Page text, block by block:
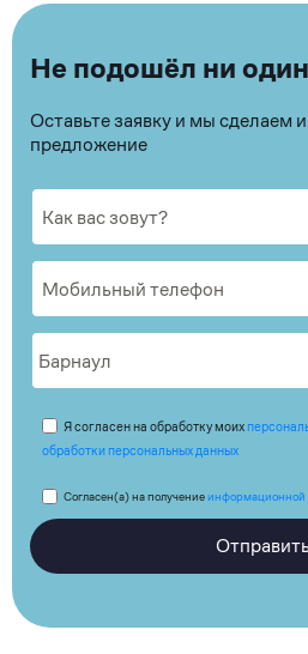
Не подошёл ни
Оставьте заявку и мы сделаем
предложение
Я согласен на обработку моих
обработки персональных данных
Согласен(а) на получениеинформационной